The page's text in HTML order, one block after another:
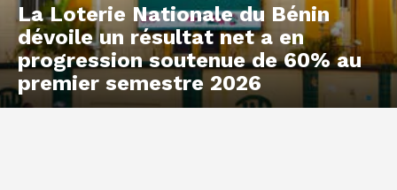
La Loterie Nationale du Bénin
dévoile un résultat net a en
progression soutenue de 60% au
premier semestre 2026